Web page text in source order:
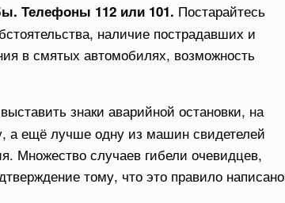
Телефоны 112 или 101. Постарайтесь
наличие пострадавших и
в смятых автомобилях, возможность
знаки аварийной остановки, на
а ещё лучше одну из машин свидетелей
Множество случаев гибели очевидцев,
тому, что это правило написано